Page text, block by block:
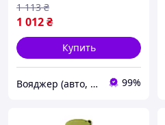
1 012₴
1 113 ₴
Купить
Вояджер (авто, туризм, спорт) 99%